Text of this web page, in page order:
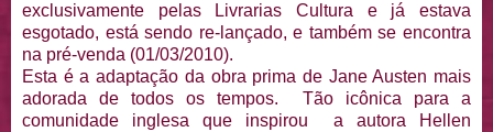
exclusivamente pelas Livrarias Cultura e já estava
esgotado, está sendo re-lançado, e também se encontra
na pré-venda (01/03/2010).
Esta é a adaptação da obra prima de Jane Austen mais
adorada de todos os tempos. Tão icônica para a
comunidade inglesa que inspirou a autora Hellen